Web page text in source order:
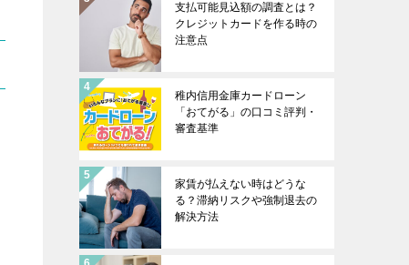
支払可能見込額の調査とは？
クレジットカードを作る時の
注意点
稚内信用金庫カードローン
「おてがる」の口コミ評判・
審査基準
家賃が払えない時はどうな
る？滞納リスクや強制退去の
解決方法